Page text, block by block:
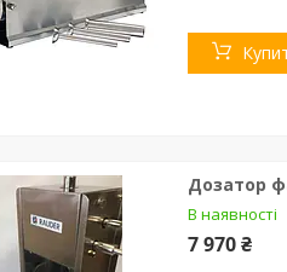
Дозатор
В наявності
7 970 ₴